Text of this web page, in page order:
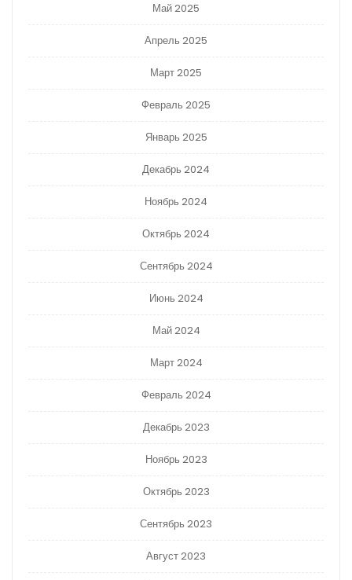
Май 2025
Апрель 2025
Март 2025
Февраль 2025
Январь 2025
Декабрь 2024
Ноябрь 2024
Октябрь 2024
Сентябрь 2024
Июнь 2024
Май 2024
Март 2024
Февраль 2024
Декабрь 2023
Ноябрь 2023
Октябрь 2023
Сентябрь 2023
Август 2023